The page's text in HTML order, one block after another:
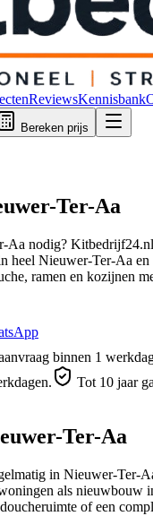
ReviewsKennisbank
Bereken prijs
Ter-Aa
Aa nodig?
heel Nieuwer-Ter-Aa
ramen en kozijnen
binnen 1
Tot 10 jaar
Ter-Aa
in Nieuwer-Ter-
als nieuwbouw
of een